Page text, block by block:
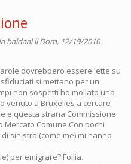
baldaalil Dom, 12/19/2010 -
dovrebbero essere lette su
sfiduciati si mettano per un
non sospetti ho mollato una
venuto a Bruxelles a cercare
e questa strana Commissione
Comune.Con pochi
sinistra (come me) mi hanno
per emigrare? Follia.